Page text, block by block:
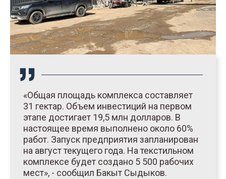
«Общая площадь комплекса составляет
31 гектар. Объем инвестиций на первом
этапе достигает 19,5 млн долларов. В
настоящее время выполнено около 60%
работ. Запуск предприятия запланирован
на август текущего года. На текстильном
комплексе будет создано 5 500 рабочих
мест», - сообщил Бакыт Сыдыков.